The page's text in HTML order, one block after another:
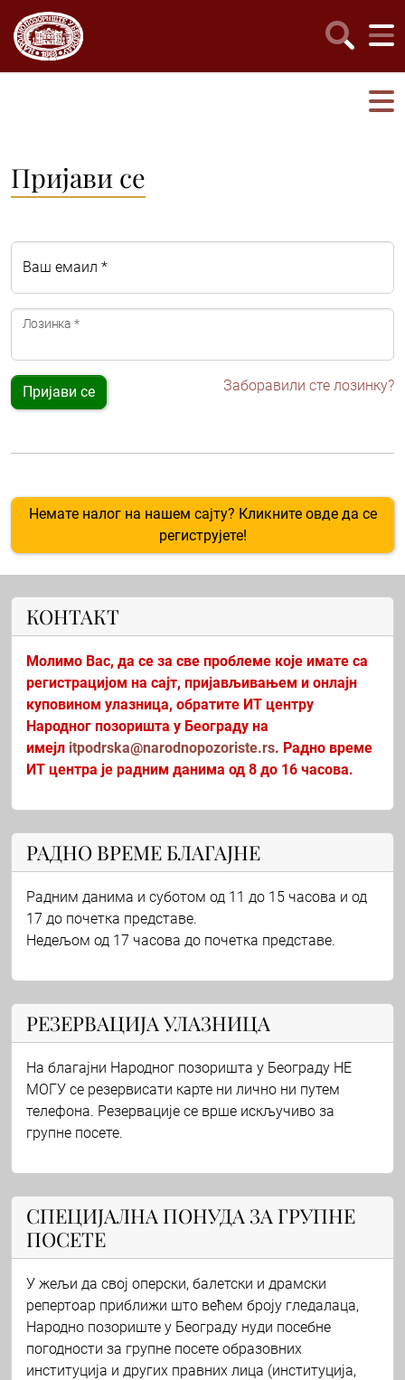
Пријави се
Ваш емаил *
Лозинка *
Пријави се Заборавили сте лозинку?
Немате налог на нашем сајту? Кликните овде да се
региструјете!
КОНТАКТ
Молимо Вас, да се за све проблеме које имате са
регистрацијом на сајт, пријављивањем и онлајн
куповином улазница, обратите ИТ центру
Народног позоришта у Београду на
имејл itpodrska@narodnopozoriste.rs. Радно време
ИТ центра је радним данима од 8 до 16 часова.
РАДНО ВРЕМЕ БЛАГАЈНЕ
Радним данима и суботом од 11 до 15 часова и од
17 до почетка представе.
Недељом од 17 часова до почетка представе.
РЕЗЕРВАЦИЈА УЛАЗНИЦА
На благајни Народног позоришта у Београду НЕ
МОГУ се резервисати карте ни лично ни путем
телефона. Резервације се врше искључиво за
групне посете.
СПЕЦИЈАЛНА ПОНУДА ЗА ГРУПНЕ
ПОСЕТЕ
У жељи да свој оперски, балетски и драмски
репертоар приближи што већем броју гледалаца,
Народно позориште у Београду нуди посебне
погодности за групне посете образовних
институција и других правних лица (институција,